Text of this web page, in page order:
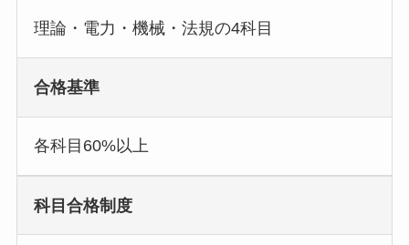
理論・電力・機械・法規の4科目
合格基準
各科目60%以上
科目合格制度